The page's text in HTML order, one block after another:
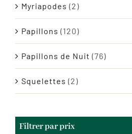
Myriapodes (2)
Papillons (120)
Papillons de Nuit (76)
Squelettes (2)
Filtrer par prix